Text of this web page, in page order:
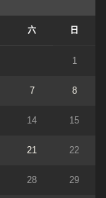
六 日
1
7 8
14 15
21 22
28 29